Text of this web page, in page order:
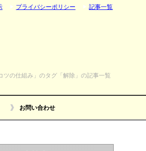
ツの仕組み」のタグ「解除」の記事一覧
お問い合わせ
プライバシーポリシー 記事一覧